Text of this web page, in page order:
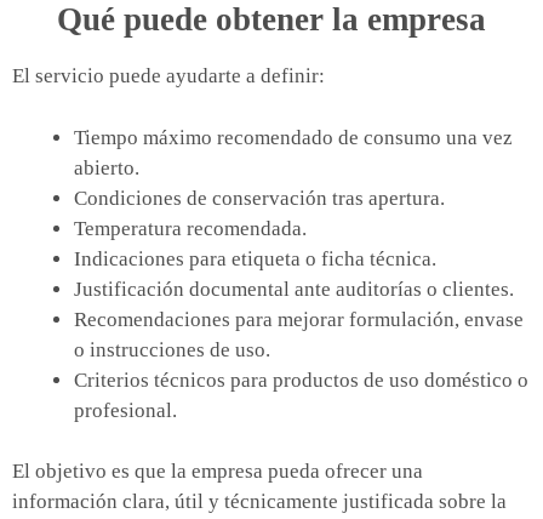
Qué puede obtener la empresa
El servicio puede ayudarte a definir:
Tiempo máximo recomendado de consumo una vez
abierto.
Condiciones de conservación tras apertura.
Temperatura recomendada.
Indicaciones para etiqueta o ficha técnica.
Justificación documental ante auditorías o clientes.
Recomendaciones para mejorar formulación, envase
o instrucciones de uso.
Criterios técnicos para productos de uso doméstico o
profesional.
El objetivo es que la empresa pueda ofrecer una
información clara, útil y técnicamente justificada sobre la